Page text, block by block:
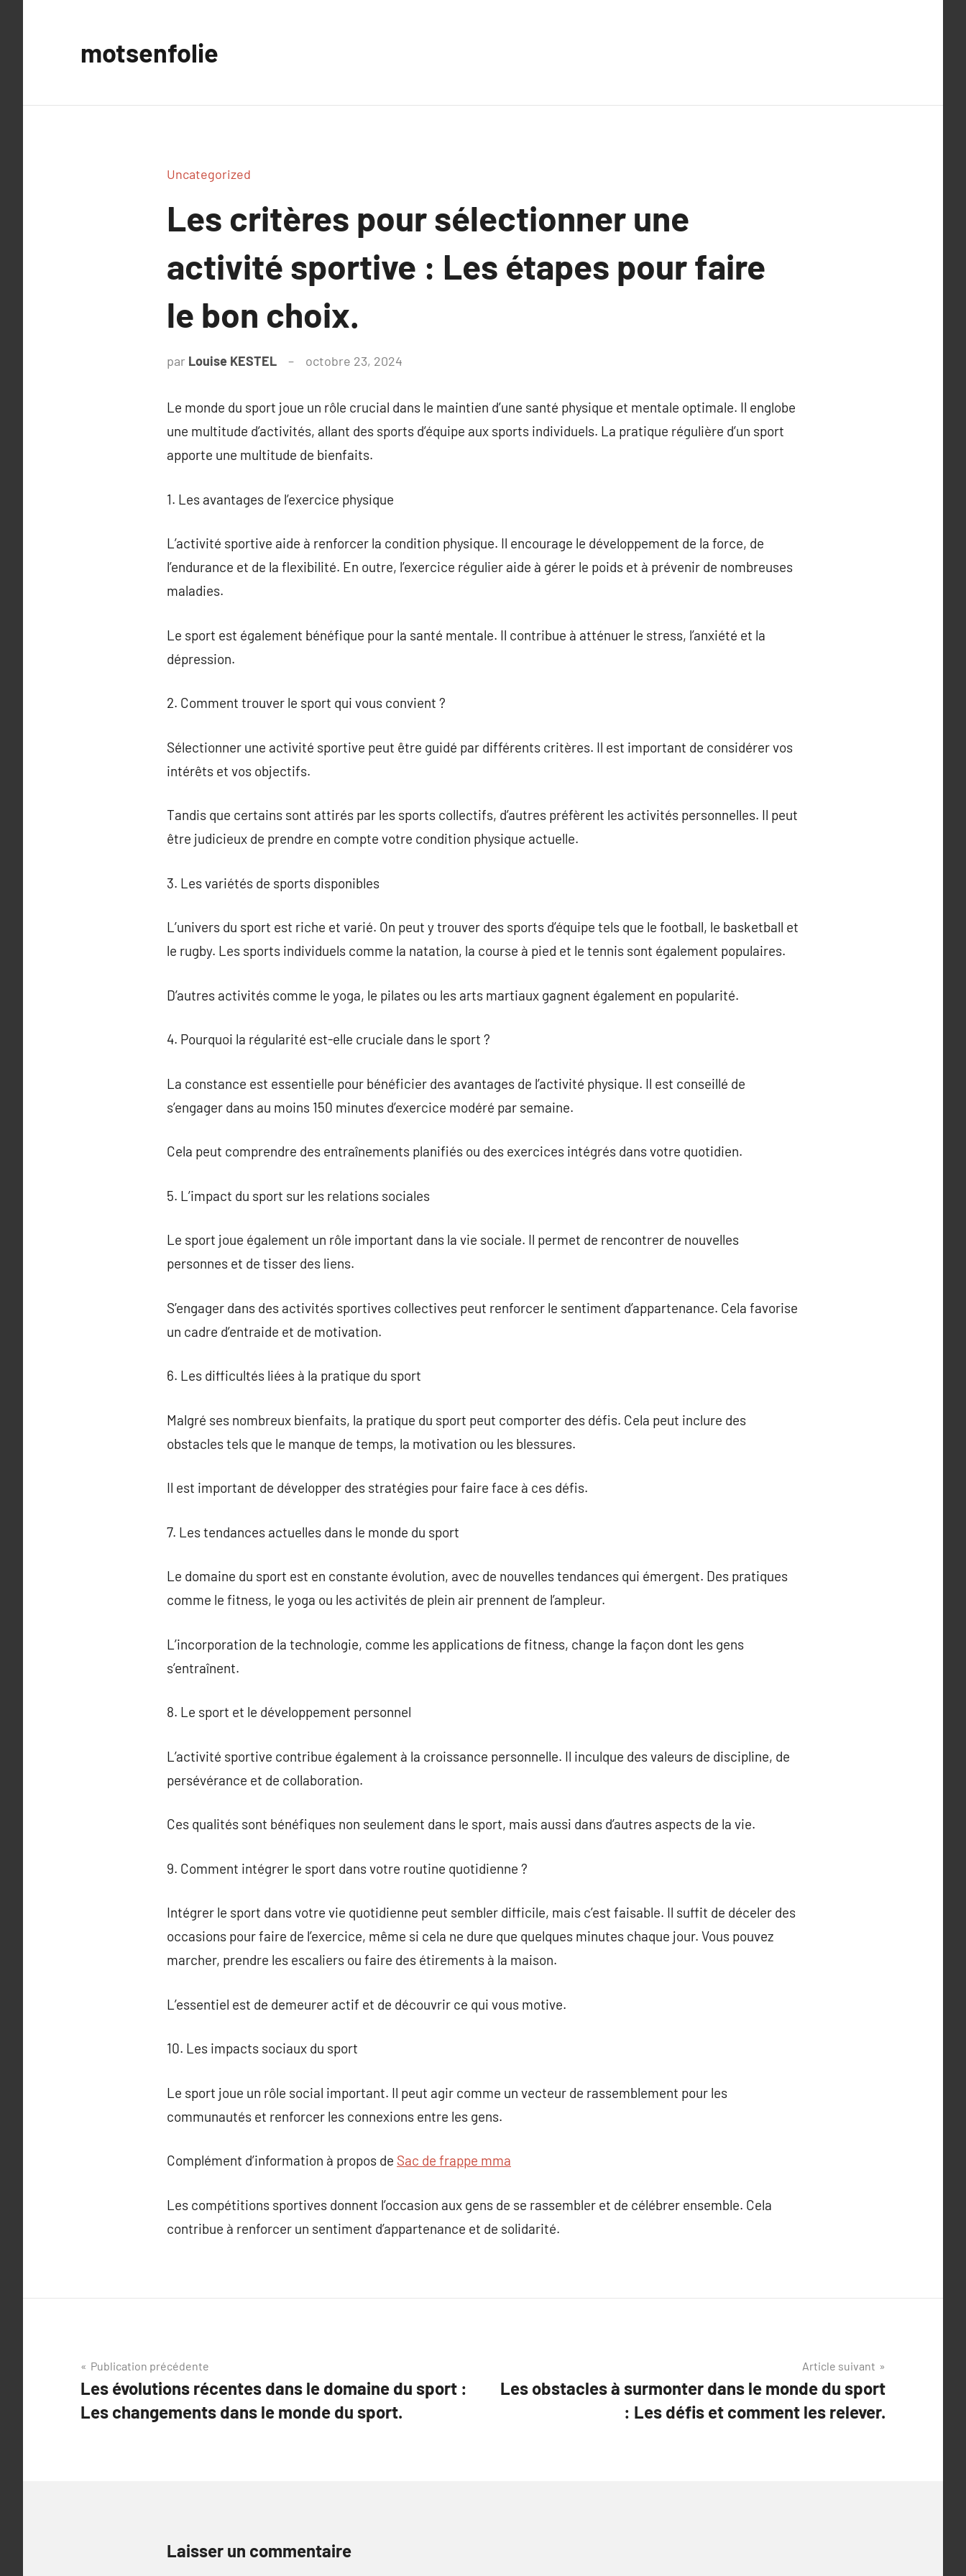
motsenfolie
Uncategorized
Les critères pour sélectionner une
activité sportive : Les étapes pour faire
le bon choix.
par Louise KESTEL octobre 23, 2024
Le monde du sport joue un rôle crucial dans le maintien d’une santé physique et mentale optimale. Il englobe
une multitude d’activités, allant des sports d’équipe aux sports individuels. La pratique régulière d’un sport
apporte une multitude de bienfaits.
1. Les avantages de l’exercice physique
L’activité sportive aide à renforcer la condition physique. Il encourage le développement de la force, de
l’endurance et de la flexibilité. En outre, l’exercice régulier aide à gérer le poids et à prévenir de nombreuses
maladies.
Le sport est également bénéfique pour la santé mentale. Il contribue à atténuer le stress, l’anxiété et la
dépression.
2. Comment trouver le sport qui vous convient ?
Sélectionner une activité sportive peut être guidé par différents critères. Il est important de considérer vos
intérêts et vos objectifs.
Tandis que certains sont attirés par les sports collectifs, d’autres préfèrent les activités personnelles. Il peut
être judicieux de prendre en compte votre condition physique actuelle.
3. Les variétés de sports disponibles
L’univers du sport est riche et varié. On peut y trouver des sports d’équipe tels que le football, le basketball et
le rugby. Les sports individuels comme la natation, la course à pied et le tennis sont également populaires.
D’autres activités comme le yoga, le pilates ou les arts martiaux gagnent également en popularité.
4. Pourquoi la régularité est-elle cruciale dans le sport ?
La constance est essentielle pour bénéficier des avantages de l’activité physique. Il est conseillé de
s’engager dans au moins 150 minutes d’exercice modéré par semaine.
Cela peut comprendre des entraînements planifiés ou des exercices intégrés dans votre quotidien.
5. L’impact du sport sur les relations sociales
Le sport joue également un rôle important dans la vie sociale. Il permet de rencontrer de nouvelles
personnes et de tisser des liens.
S’engager dans des activités sportives collectives peut renforcer le sentiment d’appartenance. Cela favorise
un cadre d’entraide et de motivation.
6. Les difficultés liées à la pratique du sport
Malgré ses nombreux bienfaits, la pratique du sport peut comporter des défis. Cela peut inclure des
obstacles tels que le manque de temps, la motivation ou les blessures.
Il est important de développer des stratégies pour faire face à ces défis.
7. Les tendances actuelles dans le monde du sport
Le domaine du sport est en constante évolution, avec de nouvelles tendances qui émergent. Des pratiques
comme le fitness, le yoga ou les activités de plein air prennent de l’ampleur.
L’incorporation de la technologie, comme les applications de fitness, change la façon dont les gens
s’entraînent.
8. Le sport et le développement personnel
L’activité sportive contribue également à la croissance personnelle. Il inculque des valeurs de discipline, de
persévérance et de collaboration.
Ces qualités sont bénéfiques non seulement dans le sport, mais aussi dans d’autres aspects de la vie.
9. Comment intégrer le sport dans votre routine quotidienne ?
Intégrer le sport dans votre vie quotidienne peut sembler difficile, mais c’est faisable. Il suffit de déceler des
occasions pour faire de l’exercice, même si cela ne dure que quelques minutes chaque jour. Vous pouvez
marcher, prendre les escaliers ou faire des étirements à la maison.
L’essentiel est de demeurer actif et de découvrir ce qui vous motive.
10. Les impacts sociaux du sport
Le sport joue un rôle social important. Il peut agir comme un vecteur de rassemblement pour les
communautés et renforcer les connexions entre les gens.
Complément d’information à propos de Sac de frappe mma
Les compétitions sportives donnent l’occasion aux gens de se rassembler et de célébrer ensemble. Cela
contribue à renforcer un sentiment d’appartenance et de solidarité.
Navigation
de
l’article
Publication précédente
Les évolutions récentes dans le domaine du sport :
Les changements dans le monde du sport.
Article suivant
Les obstacles à surmonter dans le monde du sport
: Les défis et comment les relever.
Laisser un commentaire